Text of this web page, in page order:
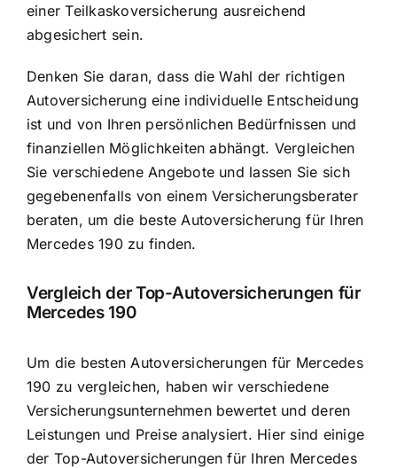
einer Teilkaskoversicherung ausreichend
abgesichert sein.
Denken Sie daran, dass die Wahl der richtigen
Autoversicherung eine individuelle Entscheidung
ist und von Ihren persönlichen Bedürfnissen und
finanziellen Möglichkeiten abhängt. Vergleichen
Sie verschiedene Angebote und lassen Sie sich
gegebenenfalls von einem Versicherungsberater
beraten, um die beste Autoversicherung für Ihren
Mercedes 190 zu finden.
Vergleich der Top-Autoversicherungen für
Mercedes 190
Um die besten Autoversicherungen für Mercedes
190 zu vergleichen, haben wir verschiedene
Versicherungsunternehmen bewertet und deren
Leistungen und Preise analysiert. Hier sind einige
der Top-Autoversicherungen für Ihren Mercedes